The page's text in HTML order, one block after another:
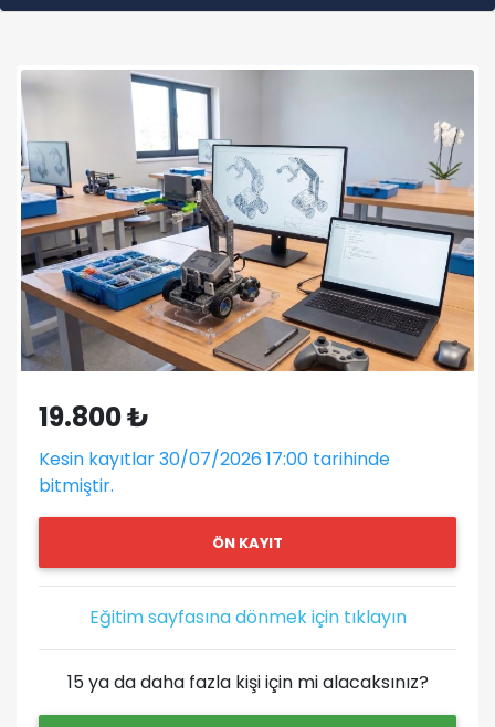
19.800 ₺
Kesin kayıtlar 30/07/2026 17:00 tarihinde
bitmiştir.
ÖN KAYIT
Eğitim sayfasına dönmek için tıklayın
15 ya da daha fazla kişi için mi alacaksınız?